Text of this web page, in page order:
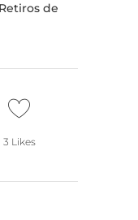
Retiros de
3 Likes